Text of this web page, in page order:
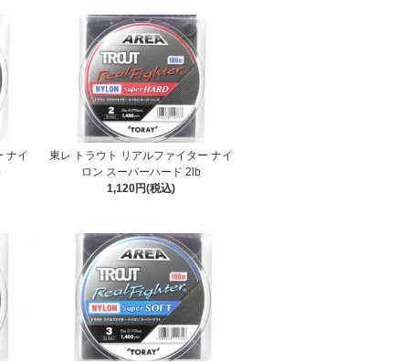
ナイ
東レ トラウト リアルファイター ナイ
ロン スーパーハード 2lb
1,120円(税込)